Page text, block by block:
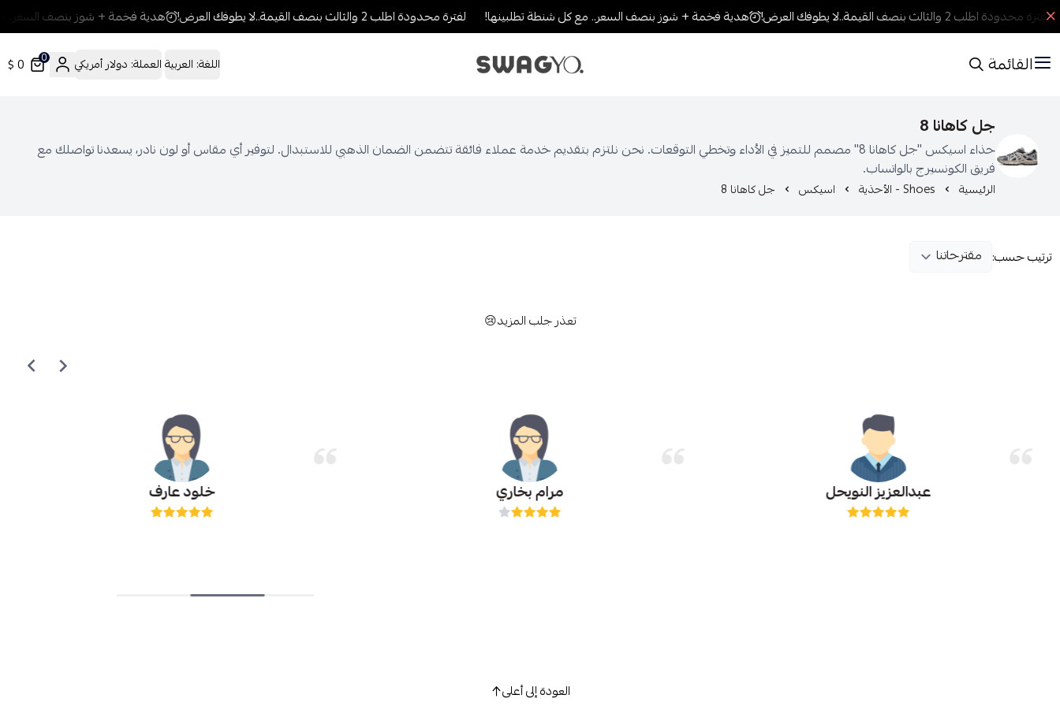
لفترة محدودة اطلب 2 والثالث بنصف القيمة..لا يطوفك العرض! هدية فخمة + شوز بنصف السعر.. مع كل شنطة تطلبينها! لفترة محدودة اطلب 2 والثالث بنصف القيمة..لا يطوفك العرض! هدية فخمة + شوز بنصف السعر..
القائمة SWAGYO FASHION اللغة: العربيةالعملة: دولار أمريكي 0
0 $
جل كاهانا 8
حذاء اسيكس "جل كاهانا 8" مصمم للتميز في الأداء وتخطي التوقعات. نحن نلتزم بتقديم خدمة عملاء فائقة تتضمن الضمان الذهبي للاستبدال. لتوفير أي مقاس أو لون نادر، يسعدنا تواصلك مع
فريق الكونسيرج بالواتساب.
الرئيسية Shoes - الأحذية اسيكس جل كاهانا 8
ترتيب حسب:
تعذر جلب المزيد😢
عبدالعزيز النويحل مرام بخاري خلود عارف
العودة إلى أعلى